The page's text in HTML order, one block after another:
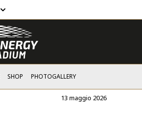
SHOP PHOTOGALLERY
13 maggio 2026